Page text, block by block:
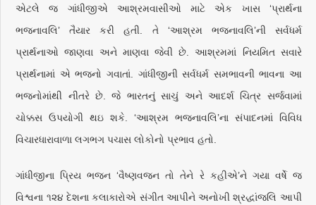
એટલે જ ગાંધીજીએ આશ્રમવાસીઓ માટે એક ખાસ ‘પ્રાર્થના
ભજનાવલિ’ તૈયાર કરી હતી. તે ‘આશ્રમ ભજનાવલિ’ની સર્વધર્મ
પ્રાર્થનાઓ જાણવા અને માણવા જેવી છે. આશ્રમમાં નિયમિત સવારે
પ્રાર્થનામાં એ ભજનો ગવાતાં. ગાંધીજીની સર્વધર્મ સમભાવની ભાવના આ
ભજનોમાંથી નીતરે છે. જે ભારતનું સાચું અને આદર્શ ચિત્ર સર્જવામાં
ચોક્કસ ઉપયોગી થઇ શકે. ‘આશ્રમ ભજનાવલિ’ના સંપાદનમાં વિવિધ
વિચારધારાવાળા લગભગ પચાસ લોકોનો પ્રભાવ હતો.
ગાંધીજીના પ્રિય ભજન ‘વૈષ્ણવજન તો તેને રે કહીએ’ને ગયા વર્ષે જ
વિશ્વના ૧૨૪ દેશના કલાકારોએ સંગીત આપીને અનોખી શ્રદ્ધાંજલિ આપી